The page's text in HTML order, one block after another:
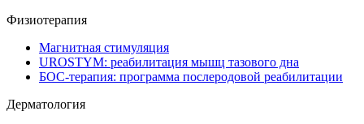
Физиотерапия
Магнитная стимуляция
UROSTYM: реабилитация мышц тазового дна
БОС-терапия: программа послеродовой реабилитации
Дерматология